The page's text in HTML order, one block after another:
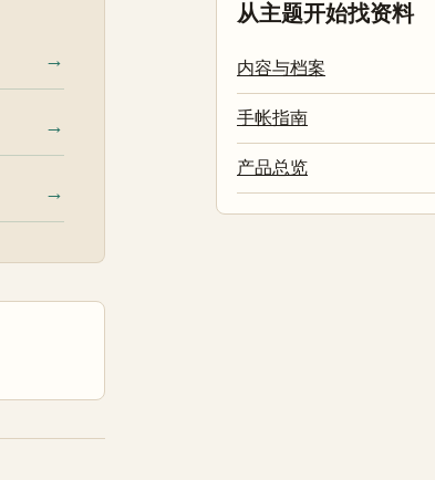
→
→
→
从主题开始找资料
内容与档案
手帐指南
产品总览